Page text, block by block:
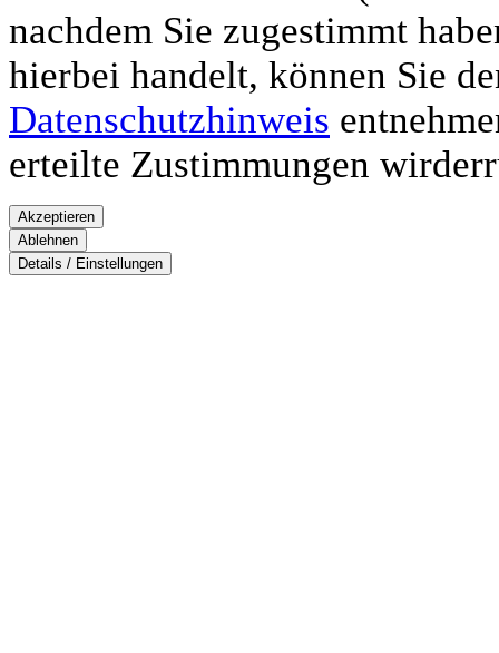
nachdem Sie zugestimmt
hierbei handelt, können Sie
Datenschutzhinweis
erteilte Zustimmungen